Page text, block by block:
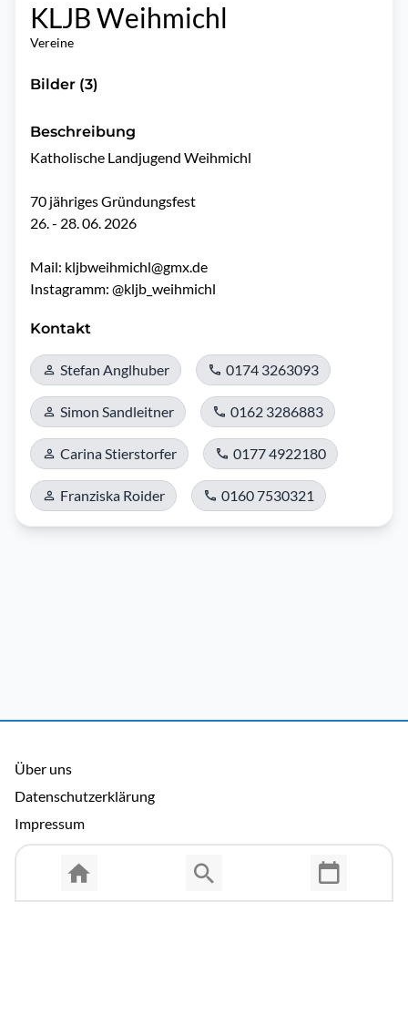
KLJB Weihmichl
Vereine
Bilder (3)
Beschreibung
Katholische Landjugend Weihmichl
70 jähriges Gründungsfest
26. - 28. 06. 2026
Mail: kljbweihmichl@gmx.de
Instagramm: @kljb_weihmichl
Kontakt
Stefan Anglhuber 0174 3263093
Simon Sandleitner 0162 3286883
Carina Stierstorfer 0177 4922180
Franziska Roider 0160 7530321
Über uns
Datenschutzerklärung
Impressum
Allgemeine Nutzungsbedingungen